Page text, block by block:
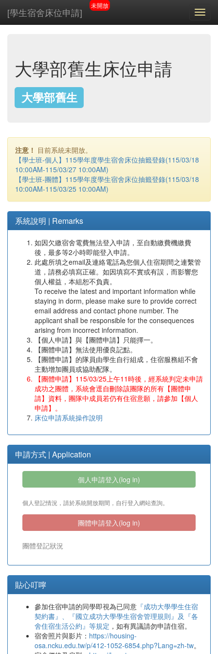
[學生宿舍床位申請]
未開放
大學部舊生床位申請
大學部舊生
注意！ 目前系統未開放。
【學士班-個人】115學年度學生宿舍床位抽籤登錄(115/03/18
10:00AM-115/03/27 10:00AM)
【學士班-團體】115學年度學生宿舍床位抽籤登錄(115/03/18
10:00AM-115/03/25 10:00AM)
系統說明 | Remarks
如因欠繳宿舍電費無法登入申請，至自動繳費機繳費
後，最多等2小時即能登入申請。
此處所填之email及連絡電話為您個人住宿期間之連繫管
道，請務必填寫正確。如因填寫不實或有誤，而影響您
個人權益，本組恕不負責。
To receive the latest and important information while
staying in dorm, please make sure to provide correct
email address and contact phone number. The
applicant shall be responsible for the consequences
arising from incorrect information.
【個人申請】與【團體申請】只能擇一。
【團體申請】無法使用優良記點。
【團體申請】的隊員由學生自行組成，住宿服務組不會
主動增加團員或協助配隊。
【團體申請】115/03/25上午11時後，經系統判定未申請
成功之團體，系統會逕自刪除該團隊的所有【團體申
請】資料，團隊中成員若仍有住宿意願，請參加【個人
申請】。
床位申請系統操作說明
申請方式 | Application
個人申請登入(log in)
個人登記情況，請於系統開放期間，自行登入網站查詢。
團體申請登入(log in)
團體登記狀況
貼心叮嚀
參加住宿申請的同學即視為已同意 『成功大學學生住宿
契約書』、『國立成功大學學生宿舍管理規則』及『各
舍住宿生活公約』等規定 ，如有異議請勿申請住宿。
宿舍照片與影片： https://housing-
osa.ncku.edu.tw/p/412-1052-6854.php?Lang=zh-tw。